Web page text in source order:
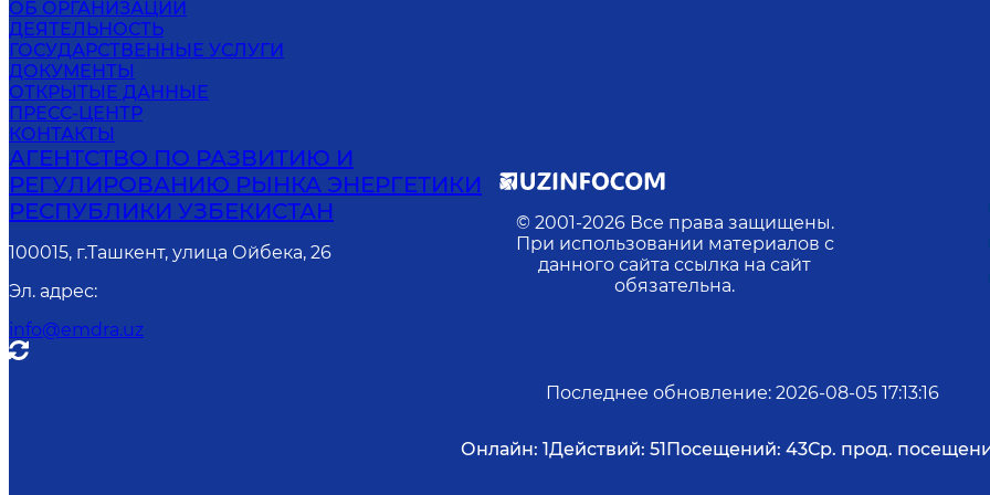
ОБ ОРГАНИЗАЦИИ
ДЕЯТЕЛЬНОСТЬ
ГОСУДАРСТВЕННЫЕ УСЛУГИ
ДОКУМЕНТЫ
ОТКРЫТЫЕ ДАННЫЕ
ПРЕСС-ЦЕНТР
КОНТАКТЫ
АГЕНТСТВО ПО РАЗВИТИЮ И
РЕГУЛИРОВАНИЮ РЫНКА ЭНЕРГЕТИКИ
РЕСПУБЛИКИ УЗБЕКИСТАН
100015, г.Ташкент, улица Ойбека, 26
Эл. адрес:
info@emdra.uz
© 2001-2026 Все права защищены.
При использовании материалов с
данного сайта ссылка на сайт
обязательна.
Последнее обновление: 2026-08-05 17:13:16
Онлайн: 1Действий: 51 Посещений: 43Ср. прод.